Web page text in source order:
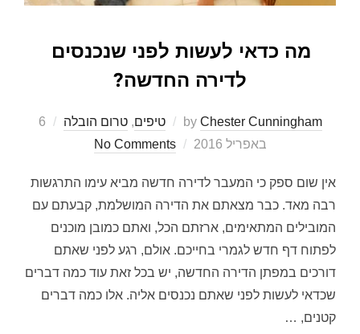
מה כדאי לעשות לפני שנכנסים
לדירה החדשה?
by Chester Cunningham טיפים,טרום הובלה
Posted
6
באפריל 2016
No Comments
אין שום ספק כי המעבר לדירה חדשה מביא עימו התרגשות
רבה מאד. כבר מצאתם את הדירה המושלמת, קבעתם עם
המובילים המתאימים, ארזתם הכל, ואתם כמובן מוכנים
לפתוח דף חדש לגמרי בחייכם. אולם, רגע לפני שאתם
דורכים במפתן הדירה החדשה, יש בכל זאת עוד כמה דברים
שכדאי לעשות לפני שאתם נכנסים אליה. אלו כמה דברים
קטנים, …